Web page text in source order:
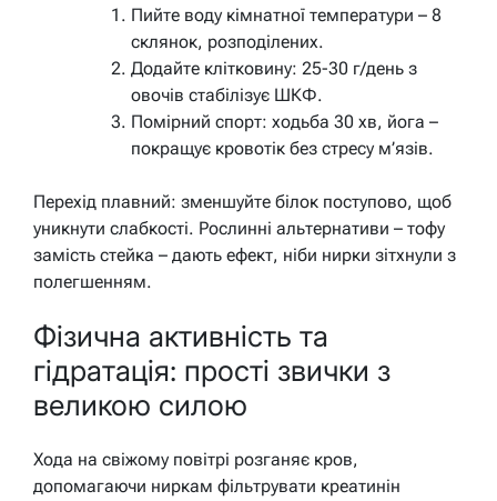
Пийте воду кімнатної температури – 8
склянок, розподілених.
Додайте клітковину: 25-30 г/день з
овочів стабілізує ШКФ.
Помірний спорт: ходьба 30 хв, йога –
покращує кровотік без стресу м’язів.
Перехід плавний: зменшуйте білок поступово, щоб
уникнути слабкості. Рослинні альтернативи – тофу
замість стейка – дають ефект, ніби нирки зітхнули з
полегшенням.
Фізична активність та
гідратація: прості звички з
великою силою
Хода на свіжому повітрі розганяє кров,
допомагаючи ниркам фільтрувати креатинін